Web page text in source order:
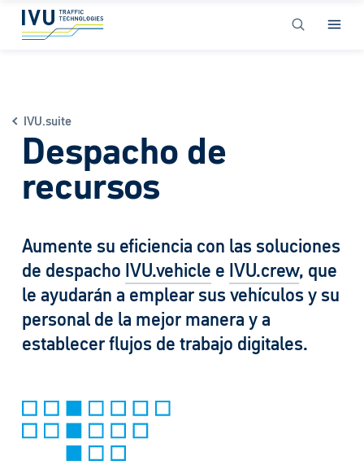
IVU.suite
Despacho de
recursos
Aumente su eficiencia con las solu­ciones
de despacho IVU.vehicle e IVU.crew, que
le ayudarán a emplear sus vehículos y su
personal de la mejor manera y a
establecer flujos de trabajo digitales.